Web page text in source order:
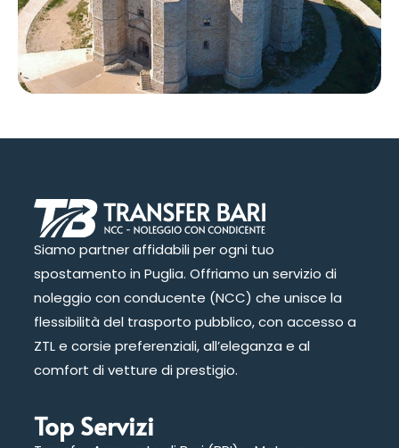
Siamo partner affidabili per ogni tuo
spostamento in Puglia. Offriamo un servizio di
noleggio con conducente (NCC) che unisce la
flessibilità del trasporto pubblico, con accesso a
ZTLe corsie preferenziali, all’eleganza e al
comfort di vetture di prestigio.
Top Servizi